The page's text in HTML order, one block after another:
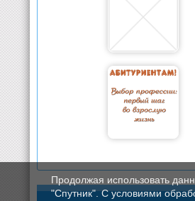
Продолжая использовать
"Спутник". С условиями